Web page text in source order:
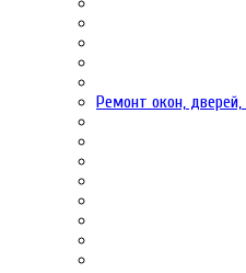
Ремонт окон,